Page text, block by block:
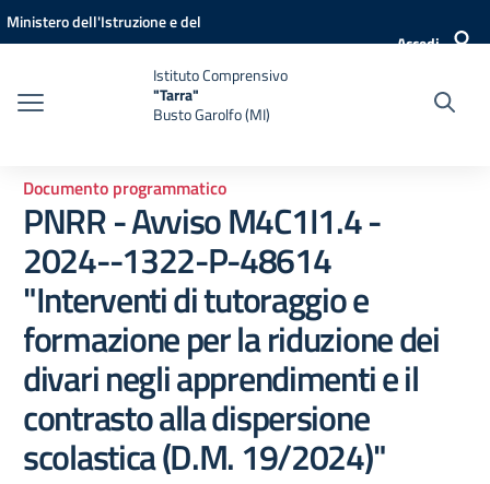
Vai ai contenuti
Vai al menu di navigazione
Vai al footer
Ministero dell'Istruzione e del
Accedi
Istituto Comprensivo
"Tarra"
Busto Garolfo (MI)
Documento programmatico
PNRR - Avviso M4C1I1.4 -
2024--1322-P-48614
"Interventi di tutoraggio e
formazione per la riduzione dei
divari negli apprendimenti e il
contrasto alla dispersione
scolastica (D.M. 19/2024)"